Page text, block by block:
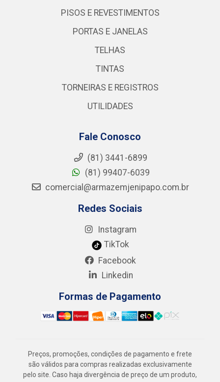
PISOS E REVESTIMENTOS
PORTAS E JANELAS
TELHAS
TINTAS
TORNEIRAS E REGISTROS
UTILIDADES
Fale Conosco
(81) 3441-6899
(81) 99407-6039
comercial@armazemjenipapo.com.br
Redes Sociais
Instagram
TikTok
Facebook
Linkedin
Formas de Pagamento
Preços, promoções, condições de pagamento e frete
são válidos para compras realizadas exclusivamente
pelo site. Caso haja divergência de preço de um produto,